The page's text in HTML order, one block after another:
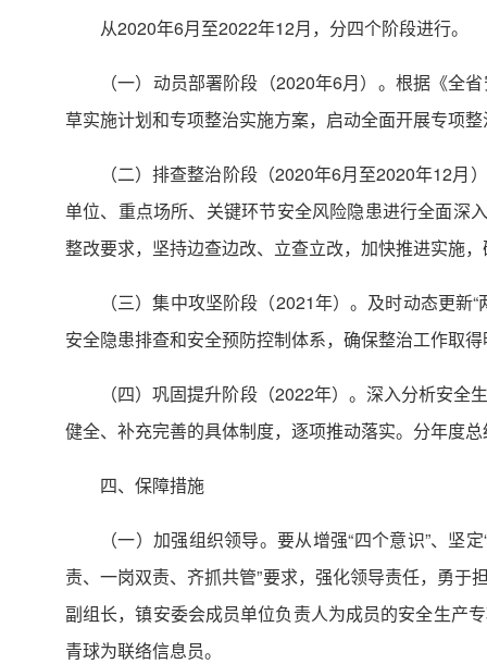
从2020年6月至2022年12月，分四个阶段进行。
（一）动员部署阶段（2020年6月）。根据《全
草实施计划和专项整治实施方案，启动全面开展专项
（二）排查整治阶段（2020年6月至2020年12
单位、重点场所、关键环节安全风险隐患进行全面深
整改要求，坚持边查边改、立查立改，加快推进实施
（三）集中攻坚阶段（2021年）。及时动态更
安全隐患排查和安全预防控制体系，确保整治工作取
（四）巩固提升阶段（2022年）。深入分析安
健全、补充完善的具体制度，逐项推动落实。分年度
四、保障措施
（一）加强组织领导。要从增强“四个意识”、坚
责、一岗双责、齐抓共管”要求，强化领导责任，勇
副组长，镇安委会成员单位负责人为成员的安全生产
青球为联络信息员。